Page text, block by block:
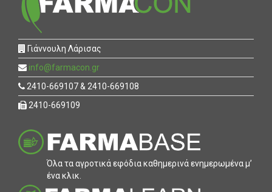
Γιάννουλη Λάρισας
info@farmacon.gr
2410-669107 & 2410-669108
2410-669109
Όλα τα αγροτικά εφόδια καθηµερινά ενηµερωµένα µ’
ένα κλικ.